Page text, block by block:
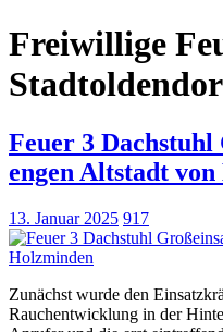
Freiwillige
Feuer 3
engen Altstadt
13. Januar 2025 917
Zunächst wurde den
Rauchentwicklung in der